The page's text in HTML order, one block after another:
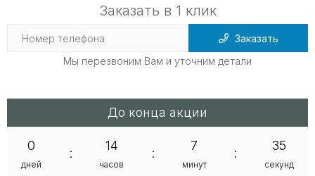
Заказать в 1 клик
Заказать
Мы перезвоним Вам и уточним детали
До конца акции
0
дней
:
14
часов
:
7
минут
:
35
секунд